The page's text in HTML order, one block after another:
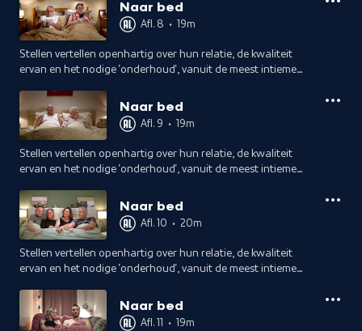
Naar bed
Afl. 8 • 19m
Stellen vertellen openhartig over hun relatie, de kwaliteit
ervan en het nodige 'onderhoud', vanuit de meest intieme
bed, hoe doen ze dat?Naar bed
Afl. 9 • 19m
Stellen vertellen openhartig over hun relatie, de kwaliteit
ervan en het nodige 'onderhoud', vanuit de meest intieme
bed, hoe doen ze dat?Naar bed
Afl. 10 • 20m
Stellen vertellen openhartig over hun relatie, de kwaliteit
ervan en het nodige 'onderhoud', vanuit de meest intieme
bed, hoe doen ze dat?Naar bed
Afl. 11 • 19m